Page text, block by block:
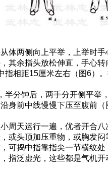
体两侧向上平举，上举时
其余指头放松伸直，手心
指相距15厘米左右（图6）
分钟后，两手分开侧平举
身前中线慢慢下压至腹前
周天运行一遍，优者开合
或头顶加压重物，或胸发
可捣中指靠指尖一节横纹
指泛虚光，这些都是气机